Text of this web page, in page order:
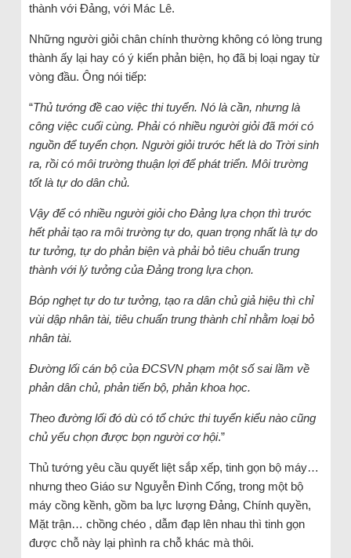
thành với Đảng, với Mác Lê.
Những người giỏi chân chính thường không có lòng trung
thành ấy lại hay có ý kiến phản biện, họ đã bị loại ngay từ
vòng đầu. Ông nói tiếp:
“Thủ tướng đề cao việc thi tuyển. Nó là cần, nhưng là
công việc cuối cùng. Phải có nhiều người giỏi đã mới có
nguồn để tuyển chọn. Người giỏi trước hết là do Trời sinh
ra, rồi có môi trường thuận lợi để phát triển. Môi trường
tốt là tự do dân chủ.
Vậy để có nhiều người giỏi cho Đảng lựa chọn thì trước
hết phải tạo ra môi trường tự do, quan trọng nhất là tự do
tư tưởng, tự do phản biện và phải bỏ tiêu chuẩn trung
thành với lý tưởng của Đảng trong lựa chọn.
Bóp nghẹt tự do tư tưởng, tạo ra dân chủ giả hiệu thì chỉ
vùi dập nhân tài, tiêu chuẩn trung thành chỉ nhằm loại bỏ
nhân tài.
Đường lối cán bộ của ĐCSVN phạm một số sai lầm về
phản dân chủ, phản tiến bộ, phản khoa học.
Theo đường lối đó dù có tổ chức thi tuyển kiểu nào cũng
chủ yếu chọn được bọn người cơ hội.”
Thủ tướng yêu cầu quyết liệt sắp xếp, tinh gọn bộ máy…
nhưng theo Giáo sư Nguyễn Đình Cống, trong một bộ
máy cồng kềnh, gồm ba lực lượng Đảng, Chính quyền,
Mặt trận… chồng chéo , dẫm đạp lên nhau thì tinh gọn
được chỗ này lại phình ra chỗ khác mà thôi.